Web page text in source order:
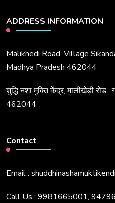
ADDRESS INFORMATION
Malikhedi Road, Village
Madhya Pradesh 462044
शुद्धि नशा मुक्ति केंद्र, मालीखेड़ी रोड ,
462044
Contact
Email :
Call Us : 9981665001,